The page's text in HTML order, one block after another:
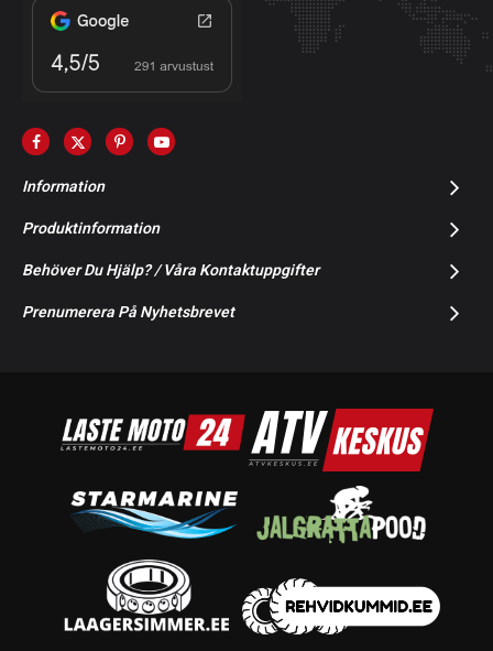
Information
Produktinformation
Behöver Du Hjälp? / Våra Kontaktuppgifter
Prenumerera På Nyhetsbrevet